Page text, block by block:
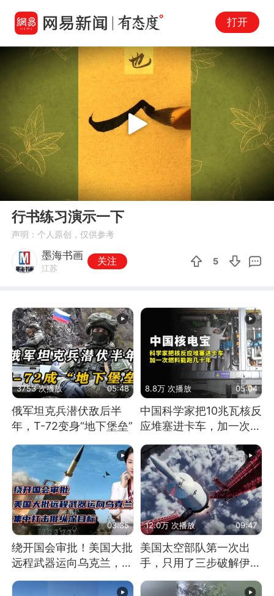
打开
01:22
Play
行书练习演示一下
声明：个人原创，仅供参考
墨海书画
江苏
关注 5
3753 次播放 05:48
俄军坦克兵潜伏敌后半
年，T-72变身“地下堡垒”
8.8万 次播放 05:04
中国科学家把10兆瓦核反
应堆塞进卡车，加一次燃
03:35
绕开国会审批！美国大批
远程武器运向乌克兰，集
中打击俄纵深目标
12.0万 次播放 09:47
美国太空部队第一次出
手，只用了三步破解伊朗
防空